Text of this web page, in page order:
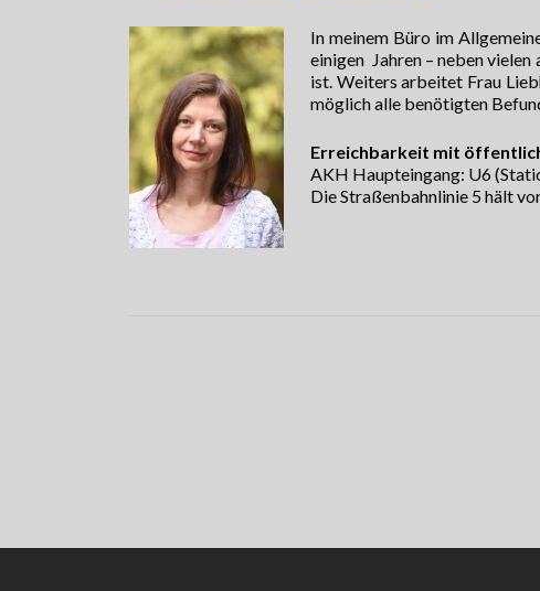
In meinem Büro im
einigen Jahren – neben
ist. Weiters arbeitet Frau
möglich alle benötigten
Erreichbarkeit mit
AKH Haupteingang: U6
Die Straßenbahnlinie 5 hält